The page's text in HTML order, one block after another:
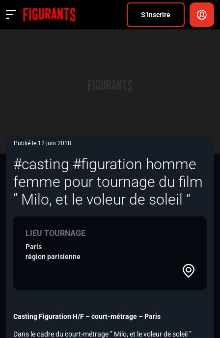
S’inscrire
Actualités
Publié le 12 juin 2018
#casting #figuration homme
femme pour tournage du film
” Milo, et le voleur de soleil “
LIEU TOURNAGE
Paris
région parisienne
Casting Figuration H/F – court-métrage – Paris
Dans le cadre du court-métrage ” Milo, et le voleur de soleil ”